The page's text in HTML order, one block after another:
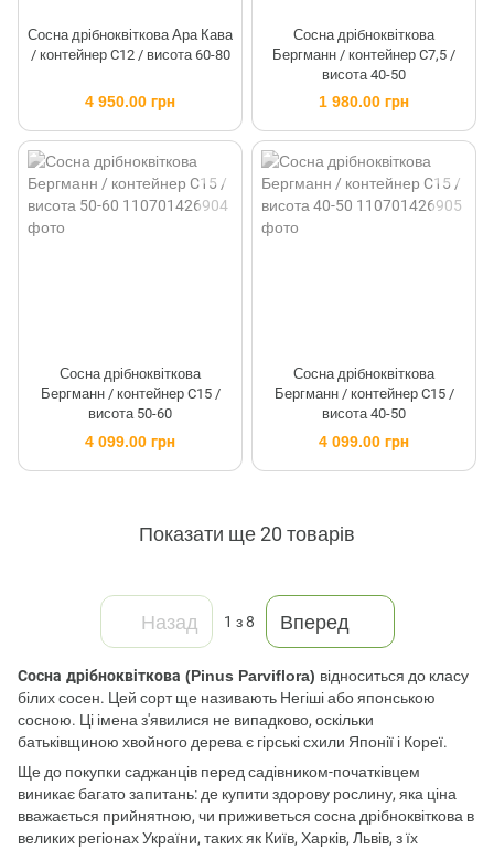
Сосна дрібноквіткова Ара Кава
/ контейнер C12 / висота 60-80
4 950.00 грн
Сосна дрібноквіткова
Бергманн / контейнер C7,5 /
висота 40-50
1 980.00 грн
Сосна дрібноквіткова
Бергманн / контейнер C15 /
висота 50-60
4 099.00 грн
Сосна дрібноквіткова
Бергманн / контейнер C15 /
висота 40-50
4 099.00 грн
Показати ще 20 товарів
Назад 1 з 8 Вперед
Сосна дрібноквіткова (Pinus Parviflora) відноситься до класу
білих сосен. Цей сорт ще називають Негіші або японською
сосною. Ці імена з'явилися не випадково, оскільки
батьківщиною хвойного дерева є гірські схили Японії і Кореї.
Ще до покупки саджанців перед садівником-початківцем
виникає багато запитань: де купити здорову рослину, яка ціна
вважається прийнятною, чи приживеться сосна дрібноквіткова в
великих регіонах України, таких як Київ, Харків, Львів, з їх